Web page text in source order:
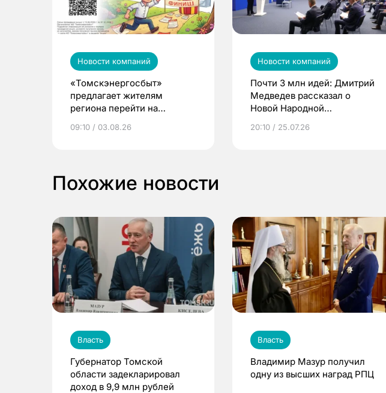
Новости компаний
«Томскэнергосбыт»
предлагает жителям
региона перейти на
выиграть призы
09:10 / 03.08.26
Новости компаний
Почти 3 млн идей: Дмитрий
Медведев рассказал о
Новой Народной
20:10 / 25.07.26
Похожие новости
Власть
Губернатор Томской
области задекларировал
доход в 9,9 млн рублей
Власть
Владимир Мазур получил
одну из высших наград РПЦ